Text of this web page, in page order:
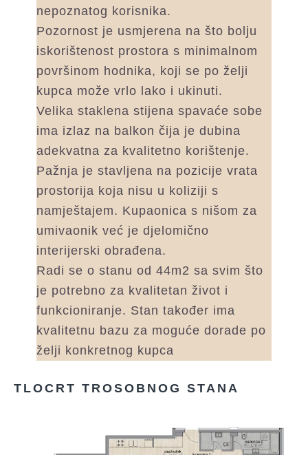
nepoznatog korisnika.
Pozornost je usmjerena na što bolju
iskorištenost prostora s minimalnom
površinom hodnika, koji se po želji
kupca može vrlo lako i ukinuti.
Velika staklena stijena spavaće sobe
ima izlaz na balkon čija je dubina
adekvatna za kvalitetno korištenje.
Pažnja je stavljena na pozicije vrata
prostorija koja nisu u koliziji s
namještajem. Kupaonica s nišom za
umivaonik već je djelomično
interijerski obrađena.
Radi se o stanu od 44m2 sa svim što
je potrebno za kvalitetan život i
funkcioniranje. Stan također ima
kvalitetnu bazu za moguće dorade po
želji konkretnog kupca
TLOCRT TROSOBNOG STANA